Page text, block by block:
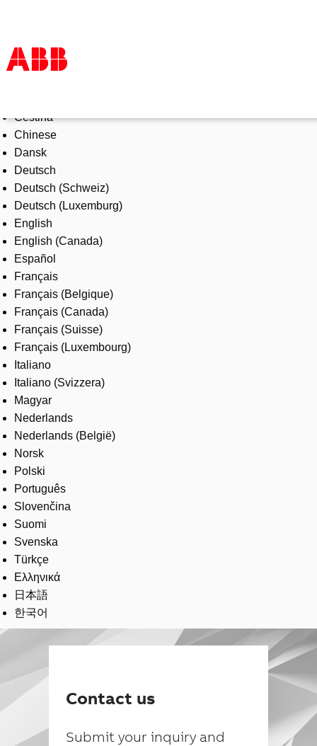
Products & Solutions
Industries
Services
About us
Where to buy
Contact us
Careers
Čeština
Chinese
Dansk
Deutsch
Deutsch (Schweiz)
Deutsch (Luxemburg)
English
English (Canada)
Español
Français
Français (Belgique)
Français (Canada)
Français (Suisse)
Français (Luxembourg)
Italiano
Italiano (Svizzera)
Magyar
Nederlands
Nederlands (België)
Norsk
Polski
Português
Slovenčina
Suomi
Svenska
Türkçe
Ελληνικά
日本語
한국어
Contact us
Submit your inquiry and